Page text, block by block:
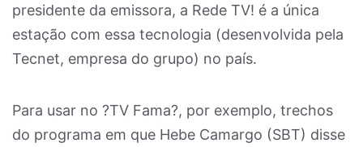
presidente da emissora, a Rede TV! é a única
estação com essa tecnologia (desenvolvida pela
Tecnet, empresa do grupo) no país.
Para usar no ?TV Fama?, por exemplo, trechos
do programa em que Hebe Camargo (SBT) disse